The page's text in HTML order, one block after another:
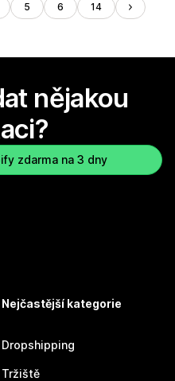
5 6 14
nějakou
zdarma na 3 dny
Nejčastější kategorie
Dropshipping
Tržiště